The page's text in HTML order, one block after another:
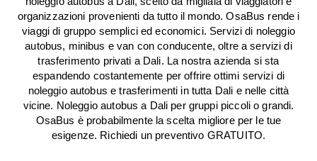
organizzazioni provenienti da tutto il mondo. OsaBus rende i
viaggi di gruppo semplici ed economici. Servizi di noleggio
autobus, minibus e van con conducente, oltre a servizi di
trasferimento privati a Dali. La nostra azienda si sta
espandendo costantemente per offrire ottimi servizi di
noleggio autobus e trasferimenti in tutta Dali e nelle città
vicine. Noleggio autobus a Dali per gruppi piccoli o grandi.
OsaBus è probabilmente la scelta migliore per le tue
esigenze. Richiedi un preventivo GRATUITO.